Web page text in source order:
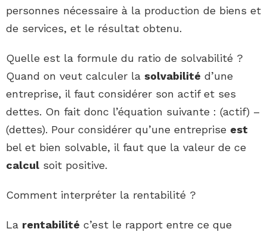
personnes nécessaire à la production de biens et
de services, et le résultat obtenu.
Quelle est la formule du ratio de solvabilité ?
Quand on veut calculer la solvabilité d’une
entreprise, il faut considérer son actif et ses
dettes. On fait donc l’équation suivante : (actif) –
(dettes). Pour considérer qu’une entreprise est
bel et bien solvable, il faut que la valeur de ce
calcul soit positive.
Comment interpréter la rentabilité ?
La rentabilité c’est le rapport entre ce que